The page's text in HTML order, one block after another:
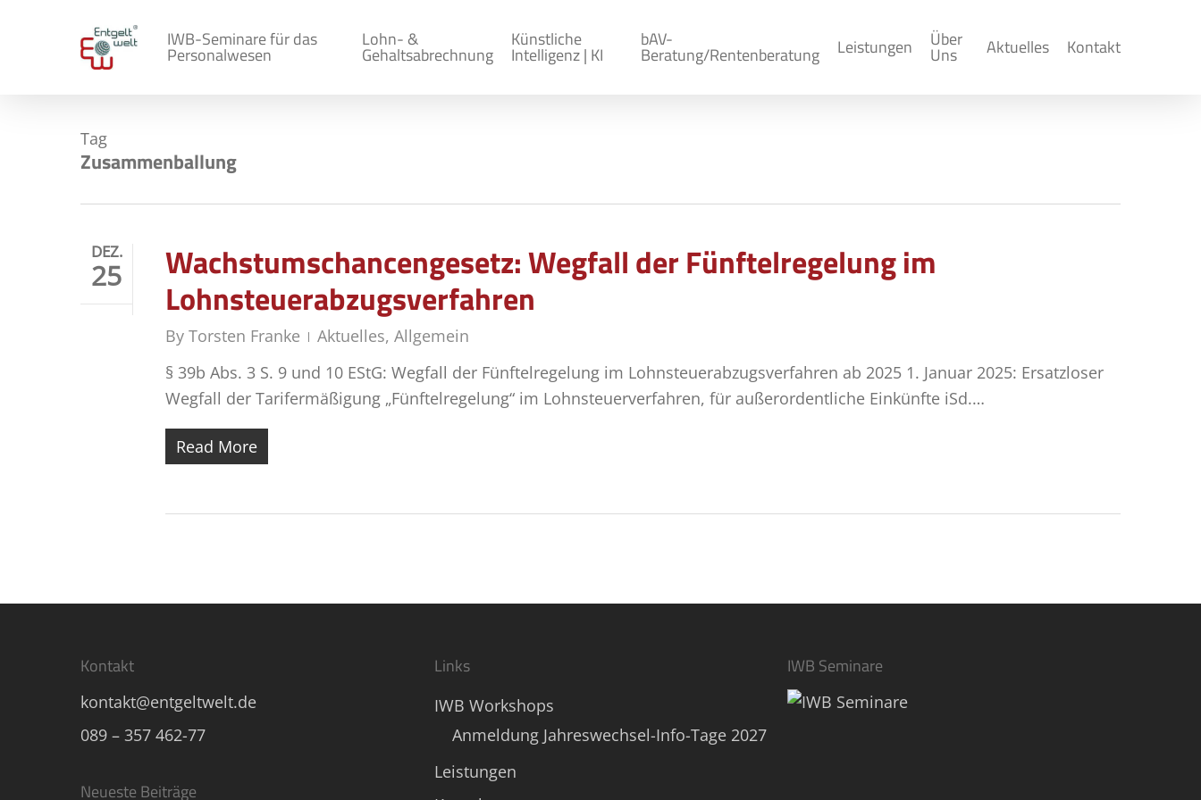
IWB-Seminare für das
Personalwesen
Lohn- &
Gehaltsabrechnung
Künstliche
Intelligenz | KI
bAV-
Beratung/Rentenberatung Leistungen Über
Uns Aktuelles Kontakt
Tag
Zusammenballung
DEZ.
25 Wachstumschancengesetz: Wegfall der Fünftelregelung im
Lohnsteuerabzugsverfahren
By Torsten Franke Aktuelles, Allgemein
§ 39b Abs. 3 S. 9 und 10 EStG: Wegfall der Fünftelregelung im Lohnsteuerabzugsverfahren ab 2025 1. Januar 2025: Ersatzloser
Wegfall der Tarifermäßigung „Fünftelregelung“ im Lohnsteuerverfahren, für außerordentliche Einkünfte iSd.…
Read More
Kontakt
kontakt@entgeltwelt.de
089 – 357 462-77
Neueste Beiträge
Links
IWB Workshops
Anmeldung Jahreswechsel-Info-Tage 2027
Leistungen
IWB Seminare